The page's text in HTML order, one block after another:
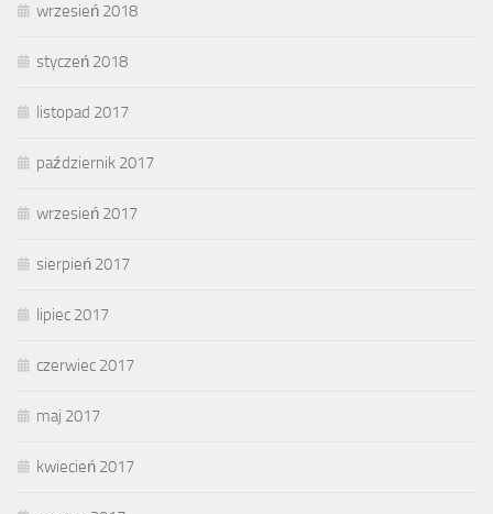
wrzesień 2018
styczeń 2018
listopad 2017
październik 2017
wrzesień 2017
sierpień 2017
lipiec 2017
czerwiec 2017
maj 2017
kwiecień 2017